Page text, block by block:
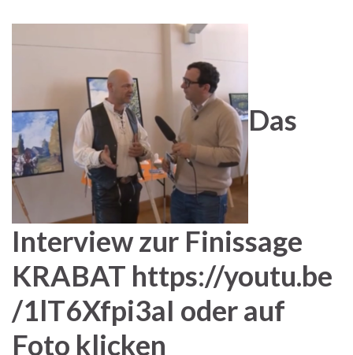
Das
Interview zur Finissage
KRABAT https://youtu.be
/1lT6Xfpi3aI oder auf
Foto klicken